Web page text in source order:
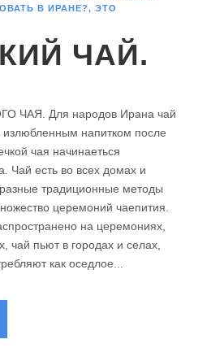
В ИРАНЕ?, ЭТО
ЧАЙ.
ЧАЯ. Для народов Ирана чай
напитком после
чая начинаеться
Чай есть во всех домах и
традиционные методы
церемоний чаепития.
на церемониях,
чай пьют в городах и селах,
как оседлое...